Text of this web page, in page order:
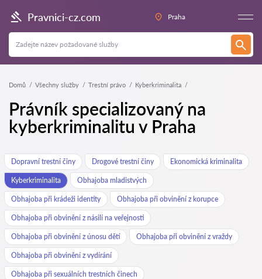
Pravnici-cz.com Praha
Domů Všechny služby Trestní právo Kyberkriminalita
Právník specializovaný na
kyberkriminalitu v Praha
Dopravní trestní činy Drogové trestní činy Ekonomická kriminalita
Kyberkriminalita Obhajoba mladistvých
Obhajoba při krádeži identity Obhajoba při obvinění z korupce
Obhajoba při obvinění z násilí na veřejnosti
Obhajoba při obvinění z únosu dětí Obhajoba při obvinění z vraždy
Obhajoba při obvinění z vydírání
Obhajoba při sexuálních trestních činech